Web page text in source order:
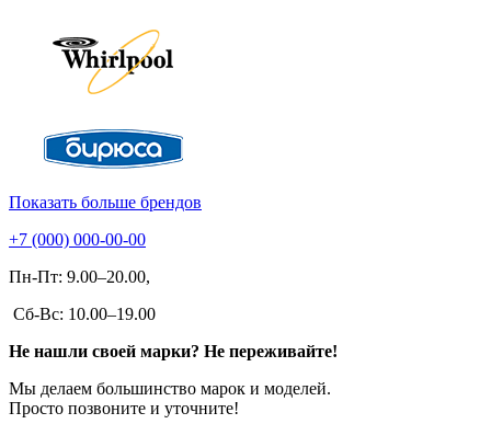
Показать больше брендов
+7 (000) 000-00-00
Пн-Пт: 9.00–20.00,
Сб-Вс: 10.00–19.00
Не нашли своей марки? Не переживайте!
Мы делаем большинство марок и моделей.
Просто позвоните и уточните!